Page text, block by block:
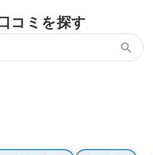
コミを探す